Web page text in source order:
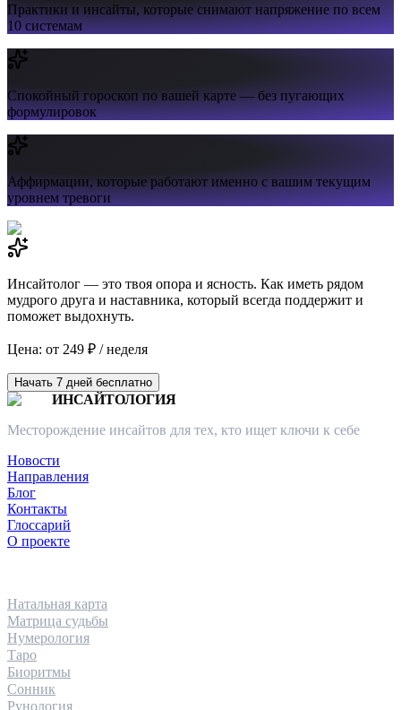
Практики и инсайты,которые снимают напряжение по всем
10 системам
Спокойный гороскоппо вашей карте — без пугающих
формулировок
Аффирмации,которые работают именно с вашим текущим
уровнем тревоги
Инсайтолог — это твоя опора и ясность. Как иметь рядом
мудрого друга и наставника, который всегда поддержит и
поможет выдохнуть.
Цена: от 249 ₽ / неделя
Начать 7 дней бесплатно
ИНСАЙТОЛОГИЯ
Месторождение инсайтов для тех, кто ищет ключи к себе
Новости
Направления
Блог
Контакты
Глоссарий
О проекте
Натальная карта
Матрица судьбы
Нумерология
Таро
Биоритмы
Сонник
Рунология